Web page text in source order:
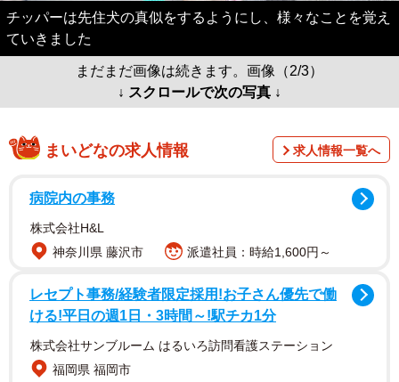
チッパーは先住犬の真似をするようにし、様々なことを覚え
ていきました
まだまだ画像は続きます。画像（2/3）
↓ スクロールで次の写真 ↓
まいどなの求人情報 求人情報一覧へ
病院内の事務
株式会社H&L
神奈川県 藤沢市
派遣社員：時給1,600円～
レセプト事務/経験者限定採用!お子さん優先で働
ける!平日の週1日・3時間～!駅チカ1分
株式会社サンブルーム はるいろ訪問看護ステーション
福岡県 福岡市